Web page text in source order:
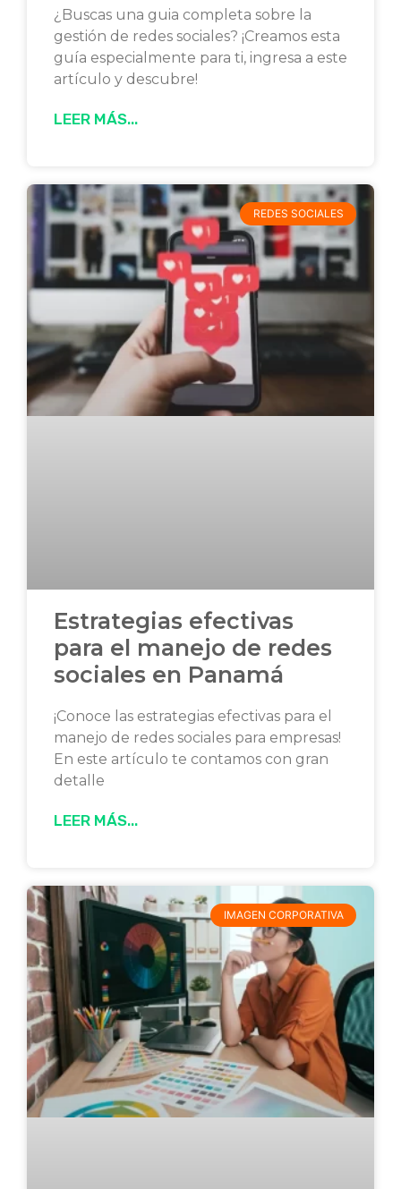
¿Buscas una guia completa sobre la
gestión de redes sociales? ¡Creamos esta
guía especialmente para ti, ingresa a este
artículo y descubre!
LEER MÁS...
REDES SOCIALES
Estrategias efectivas
para el manejo de redes
sociales en Panamá
¡Conoce las estrategias efectivas para el
manejo de redes sociales para empresas!
En este artículo te contamos con gran
detalle
LEER MÁS...
IMAGEN CORPORATIVA